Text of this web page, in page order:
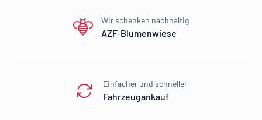
AZF-Blumenwiese
Wir schenken nachhaltig
Fahrzeugankauf
Einfacher und schneller